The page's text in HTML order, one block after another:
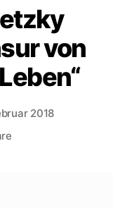
von
2018
zu